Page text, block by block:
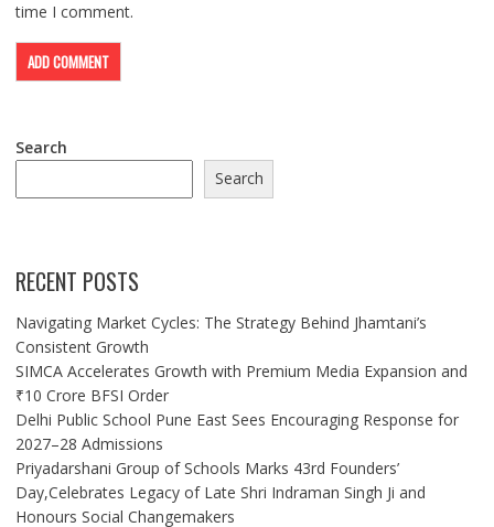
time I comment.
Search
Search
RECENT POSTS
Navigating Market Cycles: The Strategy Behind Jhamtani’s
Consistent Growth
SIMCA Accelerates Growth with Premium Media Expansion and
₹10 Crore BFSI Order
Delhi Public School Pune East Sees Encouraging Response for
2027–28 Admissions
Priyadarshani Group of Schools Marks 43rd Founders’
Day,Celebrates Legacy of Late Shri Indraman Singh Ji and
Honours Social Changemakers